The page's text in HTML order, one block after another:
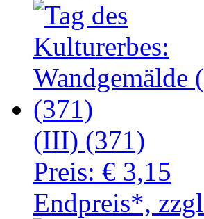
(III) (371)
Preis: € 3,15
Endpreis*,